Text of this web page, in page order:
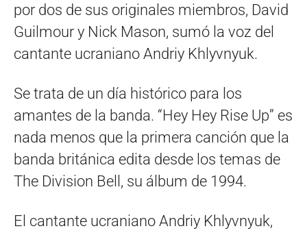
por dos de sus originales miembros, David
Guilmour y Nick Mason, sumó la voz del
cantante ucraniano Andriy Khlyvnyuk.
Se trata de un día histórico para los
amantes de la banda. “Hey Hey Rise Up” es
nada menos que la primera canción que la
banda británica edita desde los temas de
The Division Bell, su álbum de 1994.
El cantante ucraniano Andriy Khlyvnyuk,